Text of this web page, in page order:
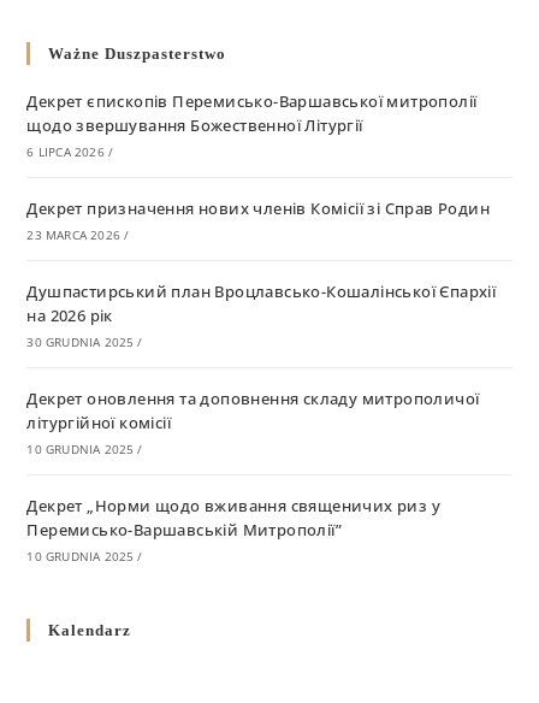
Ważne Duszpasterstwo
Декрет єпископів Перемисько-Варшавської митрополії
щодо звершування Божественної Літургії
6 LIPCA 2026 /
Декрет призначення нових членів Комісії зі Справ Родин
23 MARCA 2026 /
Душпастирський план Вроцлавсько-Кошалінської Єпархії
на 2026 рік
30 GRUDNIA 2025 /
Декрет оновлення та доповнення складу митрополичої
літургійної комісії
10 GRUDNIA 2025 /
Декрет „Норми щодо вживання священичих риз у
Перемисько-Варшавській Митрополії”
10 GRUDNIA 2025 /
григоріанським календарем
Kalendarz